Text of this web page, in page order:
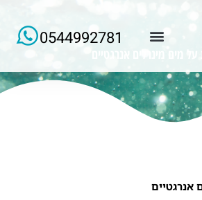
0544992781
של הרצאות החודש
על מים מינרלים אנרגטיים
אנרגטיים